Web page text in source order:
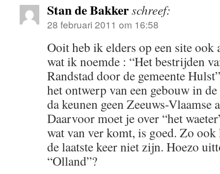
Stan de Bakkerschreef:
28 februari 2011 om 16:58
Ooit heb ik elders op een site ook
wat ik noemde : “Het bestrijden
Randstad door de gemeente
het ontwerp van een gebouw in
da keunen geen Zeeuws-
Daarvoor moet je over “het
wat van ver komt, is goed. Zo
de laatste keer niet zijn. Hoezo
“Olland”?